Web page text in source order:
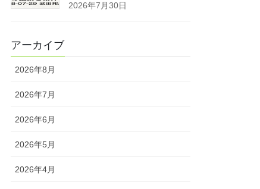
2026年7月30日
アーカイブ
2026年8月
2026年7月
2026年6月
2026年5月
2026年4月